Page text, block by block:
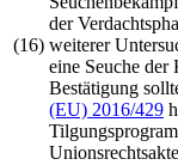
(16)
der
weiterer
eine Seuche der
Bestätigung
(EU) 2016/429